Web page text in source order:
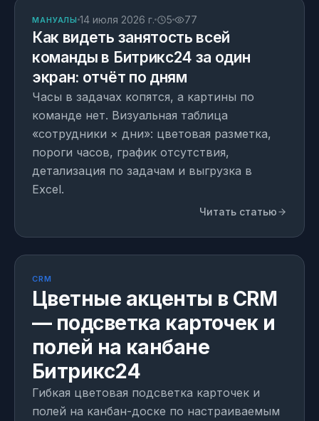
МАНУАЛЫ 14 июля 2026 г. 5 77
Как видеть занятость всей
команды в Битрикс24 за один
экран: отчёт по дням
Часы в задачах копятся, а картины по
команде нет. Визуальная таблица
«сотрудники × дни»: цветовая разметка,
пороги часов, график отсутствия,
детализация по задачам и выгрузка в
Excel.
Читать статью
CRM
Цветные акценты в CRM
— подсветка карточек и
полей на канбане
Битрикс24
Гибкая цветовая подсветка карточек и
полей на канбан-доске по настраиваемым